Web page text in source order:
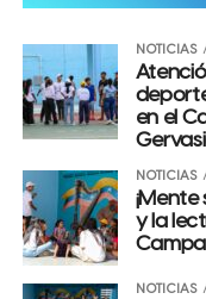
NOTICIAS
en el
NOTICIAS
y la
NOTICIAS